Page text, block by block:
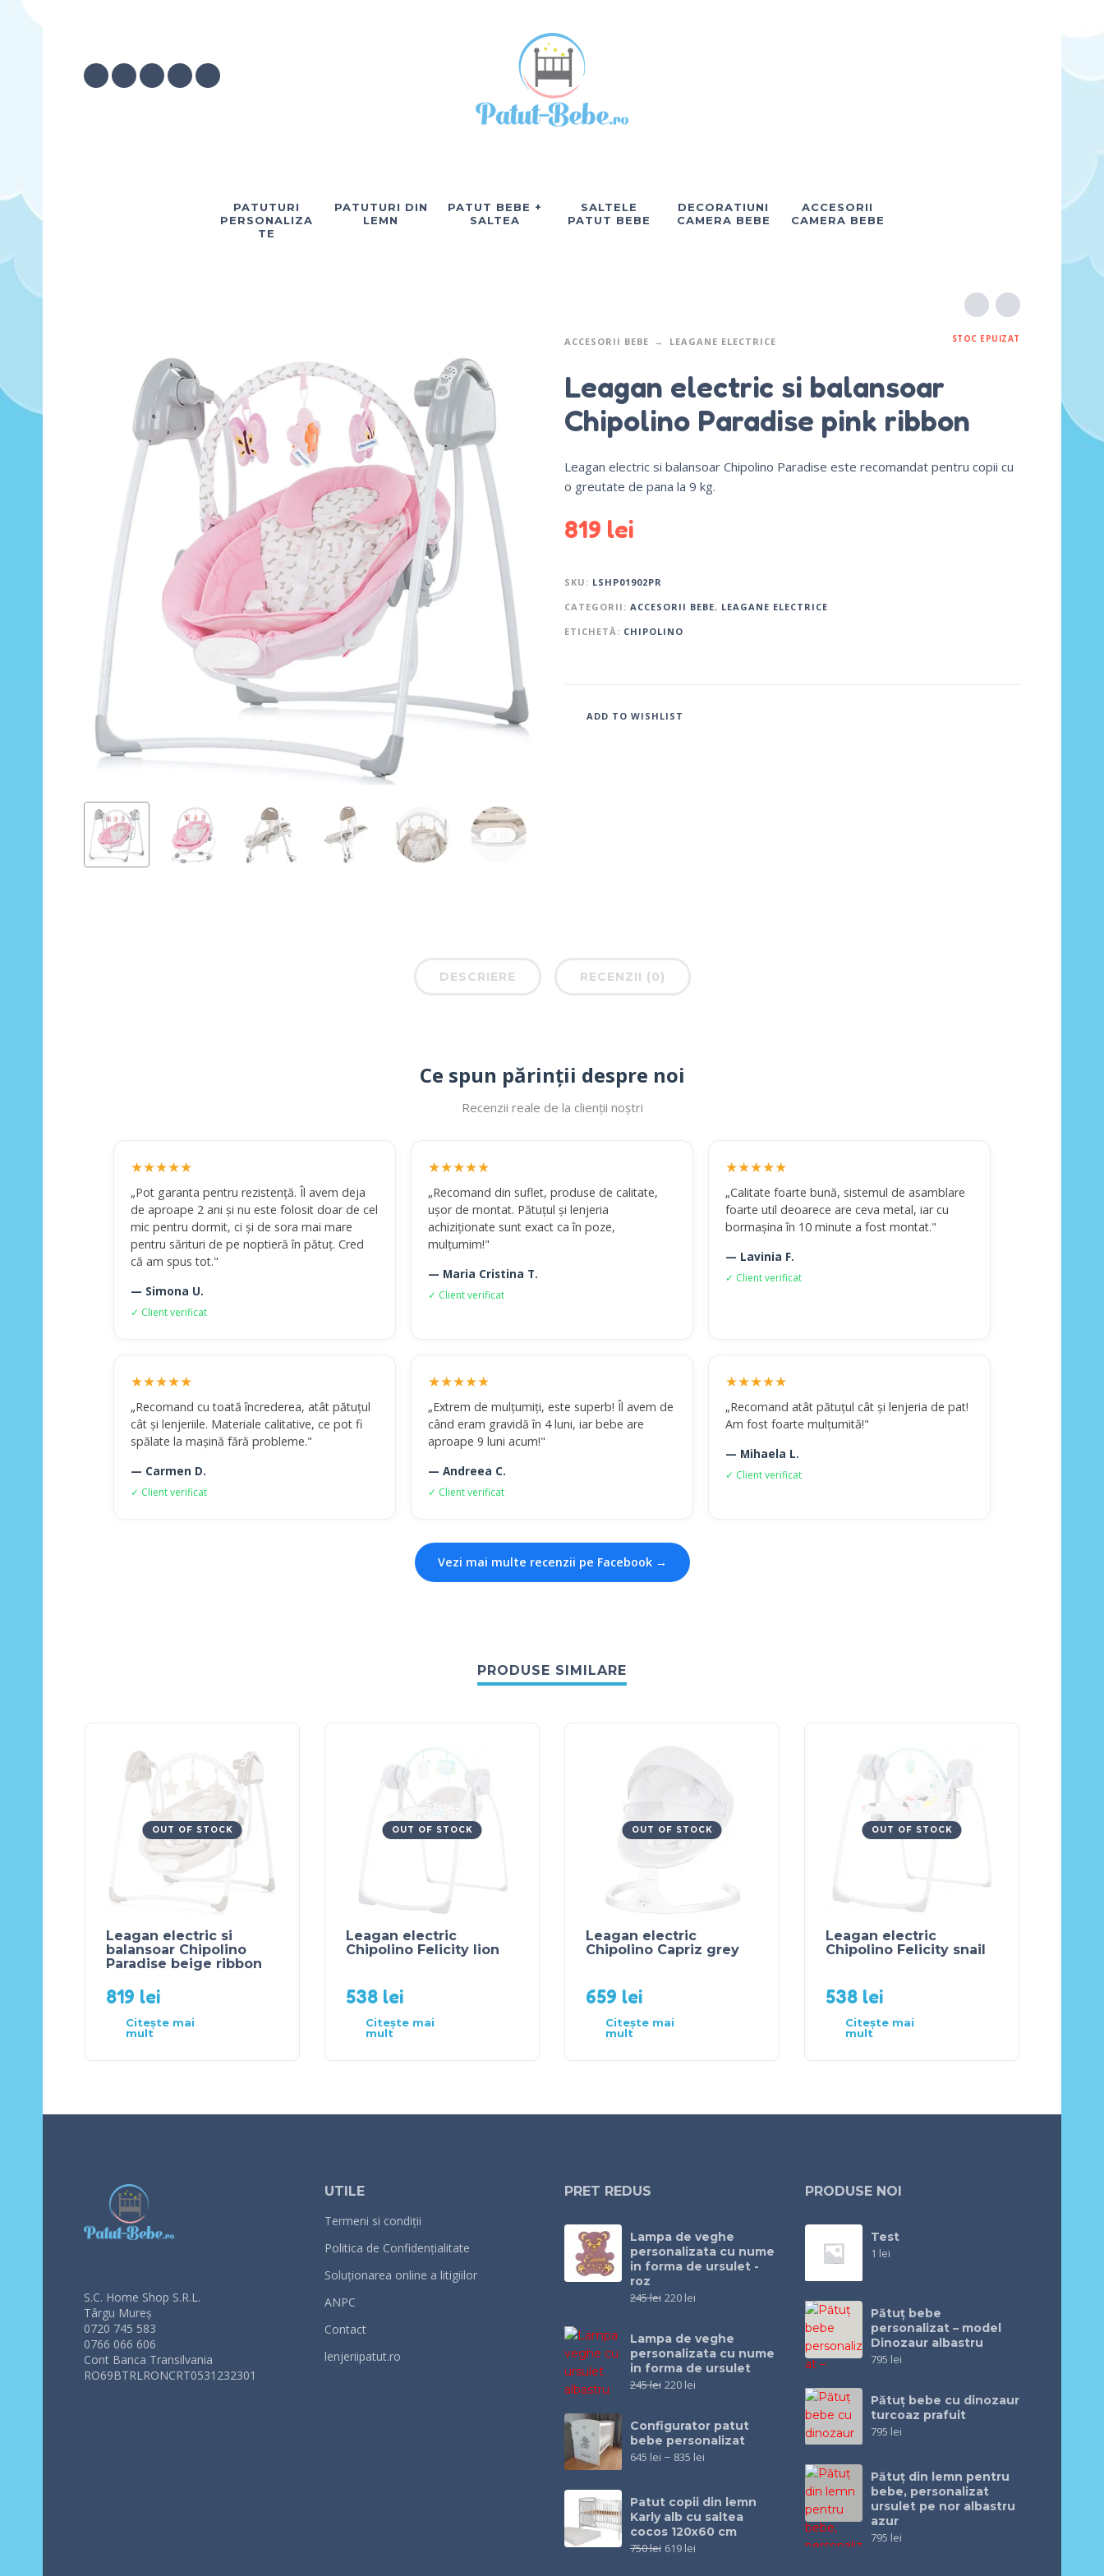
PATUTURI
PERSONALIZA
TE
PATUTURI DIN
LEMN
PATUT BEBE +
SALTEA
SALTELE
PATUT BEBE
DECORATIUNI
CAMERA BEBE
ACCESORII
CAMERA BEBE
ACCESORII BEBE LEAGANE ELECTRICE STOC EPUIZAT
Leagan electric si balansoar
Chipolino Paradise pink ribbon
Leagan electric si balansoar Chipolino Paradise este recomandat pentru copii cu
o greutate de pana la 9 kg.
819 lei
SKU: LSHP01902PR
CATEGORII: ACCESORII BEBE, LEAGANE ELECTRICE
ETICHETĂ: CHIPOLINO
ADD TO WISHLIST
DESCRIERE RECENZII (0)
Ce spun părinții despre noi
Recenzii reale de la clienții noștri
★★★★★
„Pot garanta pentru rezistență. Îl avem deja
de aproape 2 ani și nu este folosit doar de cel
mic pentru dormit, ci și de sora mai mare
pentru sărituri de pe noptieră în pătuț. Cred
că am spus tot."
— Simona U.
✓ Client verificat
★★★★★
„Recomand din suflet, produse de calitate,
ușor de montat. Pătuțul și lenjeria
achiziționate sunt exact ca în poze,
mulțumim!"
— Maria Cristina T.
✓ Client verificat
★★★★★
„Calitate foarte bună, sistemul de asamblare
foarte util deoarece are ceva metal, iar cu
bormașina în 10 minute a fost montat."
— Lavinia F.
✓ Client verificat
★★★★★
„Recomand cu toată încrederea, atât pătuțul
cât și lenjeriile. Materiale calitative, ce pot fi
spălate la mașină fără probleme."
— Carmen D.
✓ Client verificat
★★★★★
„Extrem de mulțumiți, este superb! Îl avem de
când eram gravidă în 4 luni, iar bebe are
aproape 9 luni acum!"
— Andreea C.
✓ Client verificat
★★★★★
„Recomand atât pătuțul cât și lenjeria de pat!
Am fost foarte mulțumită!"
— Mihaela L.
✓ Client verificat
Vezi mai multe recenzii pe Facebook →
PRODUSE SIMILARE
OUT OF STOCK
Leagan electric si
balansoar Chipolino
Paradise beige ribbon
819 lei
Citește mai
mult
OUT OF STOCK
Leagan electric
Chipolino Felicity lion
538 lei
Citește mai
mult
OUT OF STOCK
Leagan electric
Chipolino Capriz grey
659 lei
Citește mai
mult
OUT OF STOCK
Leagan electric
Chipolino Felicity snail
538 lei
Citește mai
mult
S.C. Home Shop S.R.L.
Târgu Mureș
0720 745 583
0766 066 606
Cont Banca Transilvania
RO69BTRLRONCRT0531232301
UTILE
Termeni si condiții
Politica de Confidențialitate
Soluționarea online a litigiilor
ANPC
Contact
lenjeriipatut.ro
PRET REDUS
Lampa de veghe
personalizata cu nume
in forma de ursulet -
roz
245lei 220 lei
Lampa de veghe
personalizata cu nume
in forma de ursulet
245lei 220 lei
Configurator patut
bebe personalizat
645 lei – 835 lei
Patut copii din lemn
Karly alb cu saltea
cocos 120x60 cm
750lei 619 lei
PRODUSE NOI
Test
1 lei
Pătuț bebe
personalizat – model
Dinozaur albastru
795 lei
Pătuţ bebe cu dinozaur
turcoaz prafuit
795 lei
Pătuţ din lemn pentru
bebe, personalizat
ursulet pe nor albastru
azur
795 lei